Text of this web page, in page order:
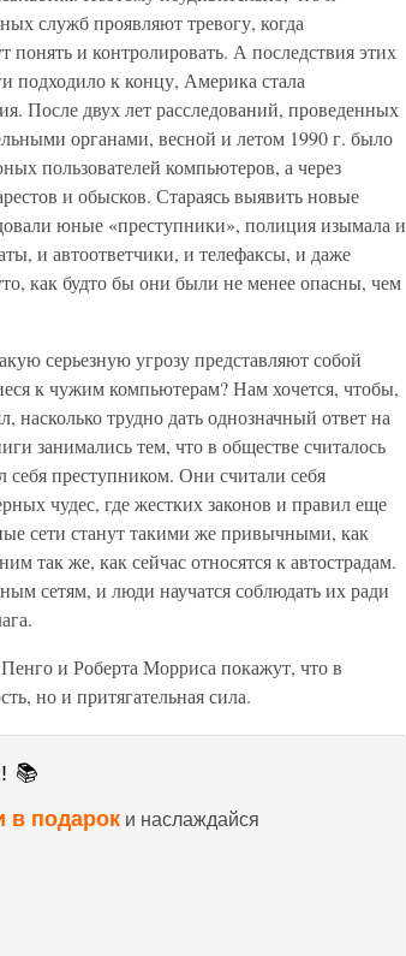
служб проявляют тревогу, когда
и контролировать. А последствия этих
подходило к концу, Америка стала
После двух лет расследований, проведенных
органами, весной и летом 1990 г. было
пользователей компьютеров, а через
и обысков. Стараясь выявить новые
юные «преступники», полиция изымала и
и автоответчики, и телефаксы, и даже
как будто бы они были не менее опасны, чем
серьезную угрозу представляют собой
к чужим компьютерам? Нам хочется, чтобы,
насколько трудно дать однозначный ответ на
занимались тем, что в обществе считалось
преступником. Они считали себя
чудес, где жестких законов и правил еще
сети станут такими же привычными, как
так же, как сейчас относятся к автострадам.
сетям, и люди научатся соблюдать их ради
и Роберта Морриса покажут, что в
но и притягательная сила.
📚
в подарок и наслаждайся